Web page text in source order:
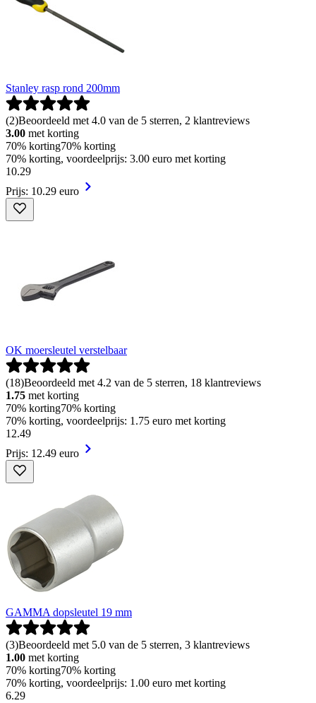
Stanley rasp rond 200mm
(2)Beoordeeld met 4.0 van de 5 sterren, 2 klantreviews
3.00 met korting
70% korting70% korting
70% korting, voordeelprijs: 3.00 euro met korting
10.29
Prijs: 10.29 euro
OK moersleutel verstelbaar
(18)Beoordeeld met 4.2 van de 5 sterren, 18 klantreviews
1.75 met korting
70% korting70% korting
70% korting, voordeelprijs: 1.75 euro met korting
12.49
Prijs: 12.49 euro
GAMMA dopsleutel 19 mm
(3)Beoordeeld met 5.0 van de 5 sterren, 3 klantreviews
1.00 met korting
70% korting70% korting
70% korting, voordeelprijs: 1.00 euro met korting
6.29